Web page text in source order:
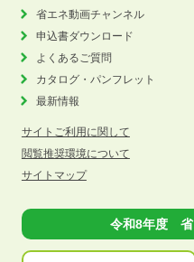
省エネ動画チャンネル
申込書ダウンロード
よくあるご質問
カタログ・パンフレット
最新情報
サイトご利用に関して
閲覧推奨環境について
サイトマップ
令和8年度 省